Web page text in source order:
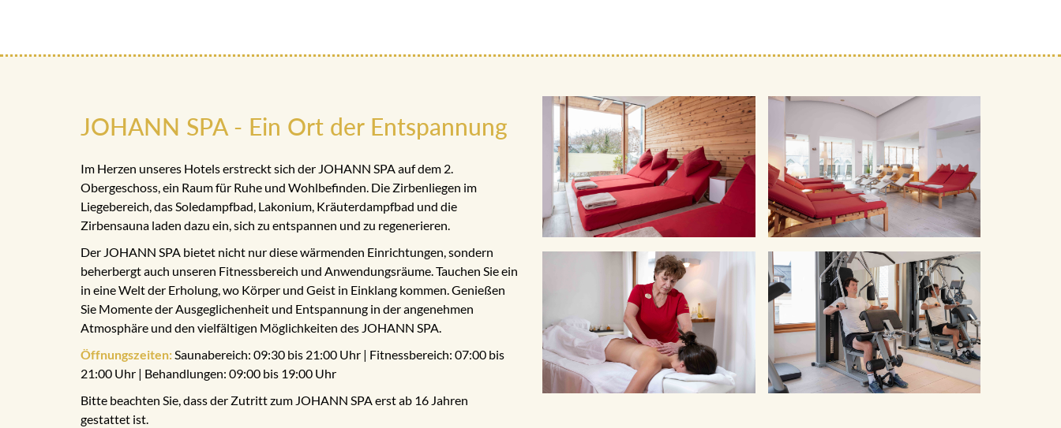
JOHANN SPA - Ein Ort der Entspannung
Im Herzen unseres Hotels erstreckt sich der JOHANN SPA auf dem 2.
Obergeschoss, ein Raum für Ruhe und Wohlbefinden. Die Zirbenliegen im
Liegebereich, das Soledampfbad, Lakonium, Kräuterdampfbad und die
Zirbensauna laden dazu ein, sich zu entspannen und zu regenerieren.
Der JOHANN SPA bietet nicht nur diese wärmenden Einrichtungen, sondern
beherbergt auch unseren Fitnessbereich und Anwendungsräume. Tauchen Sie ein
in eine Welt der Erholung, wo Körper und Geist in Einklang kommen. Genießen
Sie Momente der Ausgeglichenheit und Entspannung in der angenehmen
Atmosphäre und den vielfältigen Möglichkeiten des JOHANN SPA.
Öffnungszeiten: Saunabereich: 09:30 bis 21:00 Uhr | Fitnessbereich: 07:00 bis
21:00 Uhr | Behandlungen: 09:00 bis 19:00 Uhr
Bitte beachten Sie, dass der Zutritt zum JOHANN SPA erst ab 16 Jahren
gestattet ist.